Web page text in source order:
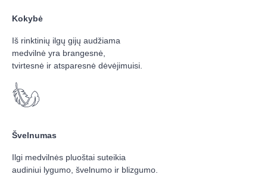
Kokybė
Iš rinktinių ilgų gijų audžiama
medvilnė yra brangesnė,
tvirtesnė ir atsparesnė dėvėjimuisi.
Švelnumas
Ilgi medvilnės pluoštai suteikia
audiniui lygumo, švelnumo ir blizgumo.